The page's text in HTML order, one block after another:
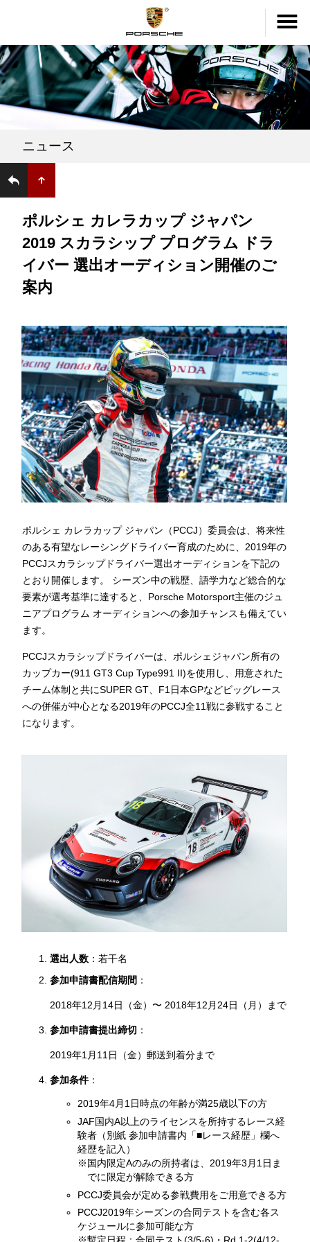
ニュース
ポルシェ カレラカップ ジャパン
2019 スカラシップ プログラム ドラ
イバー 選出オーディション開催のご
案内
ポルシェ カレラカップ ジャパン（PCCJ）委員会は、将来性
のある有望なレーシングドライバー育成のために、2019年の
PCCJスカラシップドライバー選出オーディションを下記の
とおり開催します。 シーズン中の戦歴、語学力など総合的な
要素が選考基準に達すると、Porsche Motorsport主催のジュ
ニアプログラム オーディションへの参加チャンスも備えてい
ます。
PCCJスカラシップドライバーは、ポルシェジャパン所有の
カップカー(911 GT3 Cup Type991 II)を使用し、用意された
チーム体制と共にSUPER GT、F1日本GPなどビッグレース
への併催が中心となる2019年のPCCJ全11戦に参戦すること
になります。
選出人数 ：若干名
参加申請書配信期間 ：
2018年12月14日（金）〜 2018年12月24日（月）まで
参加申請書提出締切 ：
2019年1月11日（金）郵送到着分まで
参加条件：
2019年4月1日時点の年齢が満25歳以下の方
JAF国内A以上のライセンスを所持するレース経
験者（別紙 参加申請書内「■レース経歴」欄へ
経歴を記入）
※国内限定Aのみの所持者は、2019年3月1日ま
でに限定が解除できる方
PCCJ委員会が定める参戦費用をご用意できる方
PCCJ2019年シーズンの合同テストを含む各ス
ケジュールに参加可能な方